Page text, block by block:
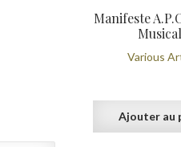
Manifeste
Various
Ajouter au